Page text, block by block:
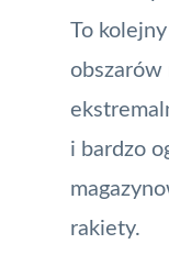
To
obszarów
i bardzo
rakiety.